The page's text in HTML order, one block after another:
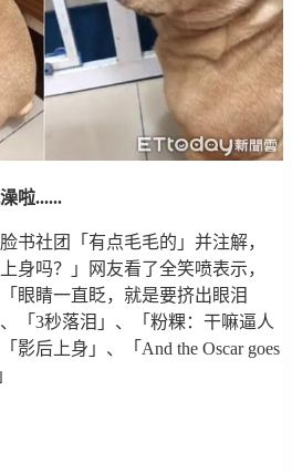
啦......
书社团「有点毛毛的」并注解，
身吗？」网友看了全笑喷表示，
眼睛一直眨，就是要挤出眼泪
「3秒落泪」、「粉粿：干嘛逼人
影后上身」、「And the Oscar goes